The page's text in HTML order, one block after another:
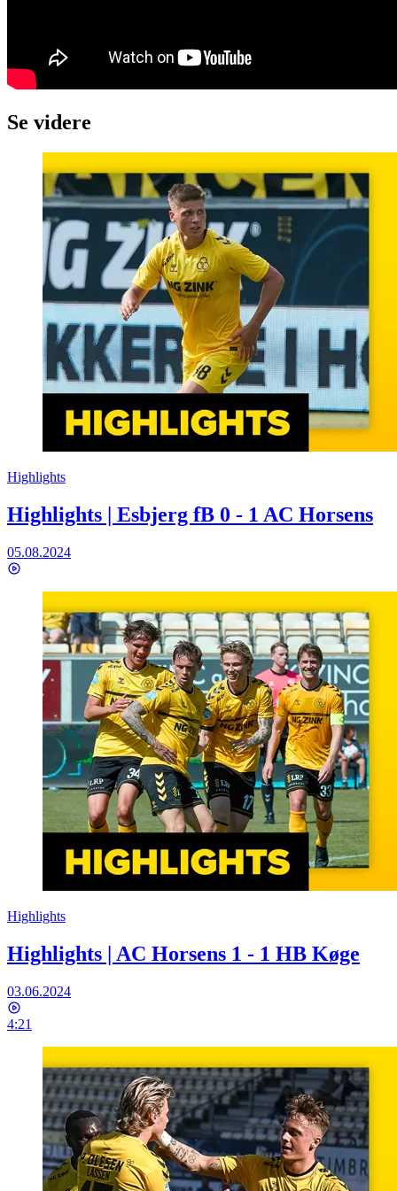
Se videre
Highlights
Highlights | Esbjerg fB 0 - 1 AC Horsens
05.08.2024
Highlights
Highlights | AC Horsens 1 - 1 HB Køge
03.06.2024
4:21